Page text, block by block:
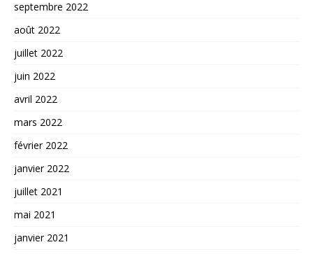
septembre 2022
août 2022
juillet 2022
juin 2022
avril 2022
mars 2022
février 2022
janvier 2022
juillet 2021
mai 2021
janvier 2021